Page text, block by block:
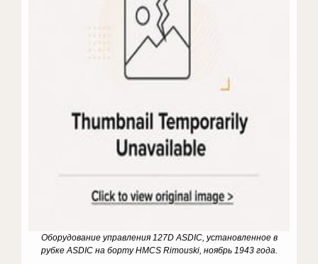
Оборудование управления 127D ASDIC, установленное в
рубке ASDIC на борту HMCS Rimouski, ноябрь 1943 года.